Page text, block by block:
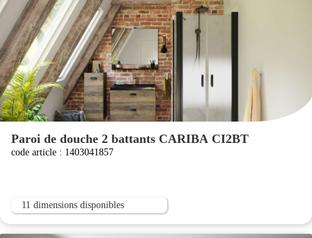
Paroi de douche 2 battants CARIBA CI2BT
code article : 1403041857
11 dimensions disponibles